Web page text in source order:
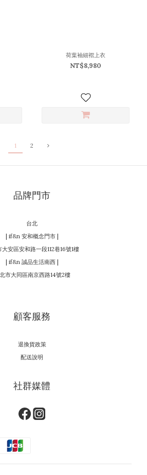
荷葉袖細褶上衣
NT$8,980
1 2
品牌門市
台北
| if&n 安和概念門市 |
大安區安和路一段112巷16號1樓
| if&n 誠品生活南西 |
市大同區南京西路14號2樓
顧客服務
退換貨政策
配送說明
社群媒體